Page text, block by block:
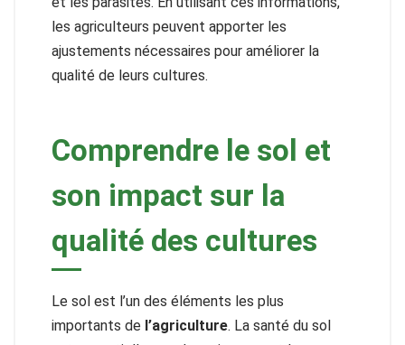
les agriculteurs peuvent apporter les
ajustements nécessaires pour améliorer la
qualité de leurs cultures.
Comprendre le sol et
son impact sur la
qualité des cultures
Le sol est l’un des éléments les plus
importants de l’agriculture. La santé du sol